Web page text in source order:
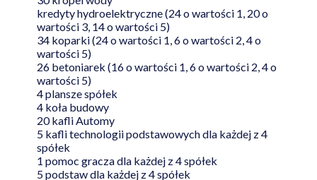
kredyty hydroelektryczne (24 o wartości 1, 20 o
wartości 3, 14 o wartości 5)
34 koparki (24 o wartości 1, 6 o wartości 2, 4 o
wartości 5)
26 betoniarek (16 o wartości 1, 6 o wartości 2, 4 o
wartości 5)
4 plansze spółek
4 koła budowy
20 kafli Automy
5 kafli technologii podstawowych dla każdej z 4
spółek
1 pomoc gracza dla każdej z 4 spółek
5 podstaw dla każdej z 4 spółek